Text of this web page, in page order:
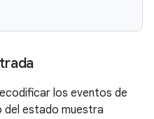
los eventos de
del estado muestra